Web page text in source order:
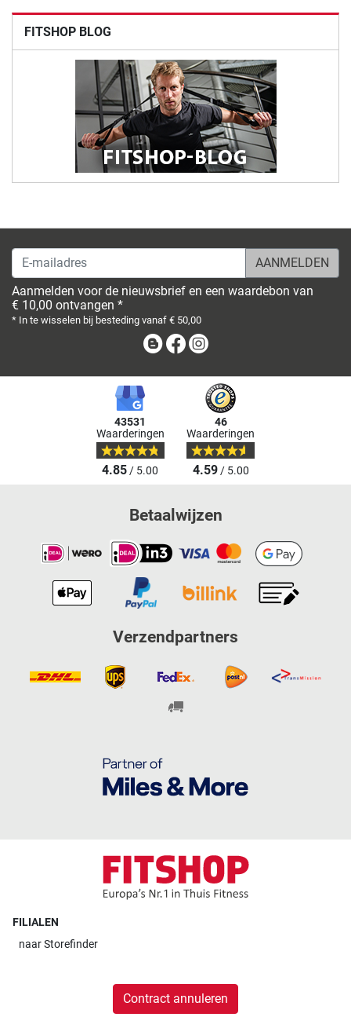
FITSHOP BLOG
E-mailadres
Aanmelden voor de nieuwsbrief en een waardebon van
€ 10,00 ontvangen *
* In te wisselen bij besteding vanaf € 50,00
BlogFacebook
43531
Waarderingen
4.85/ 5.00
46
Waarderingen
4.59/ 5.00
Betaalwijzen
Verzendpartners
FILIALEN
naarStorefinder
Contract annuleren